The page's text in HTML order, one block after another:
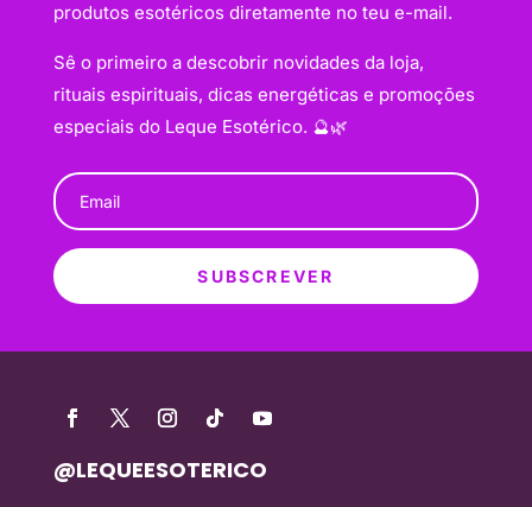
produtos esotéricos diretamente no teu e-mail.
Sê o primeiro a descobrir novidades da loja,
rituais espirituais, dicas energéticas e promoções
especiais do Leque Esotérico. 🔮🌿
SUBSCREVER
@LEQUEESOTERICO